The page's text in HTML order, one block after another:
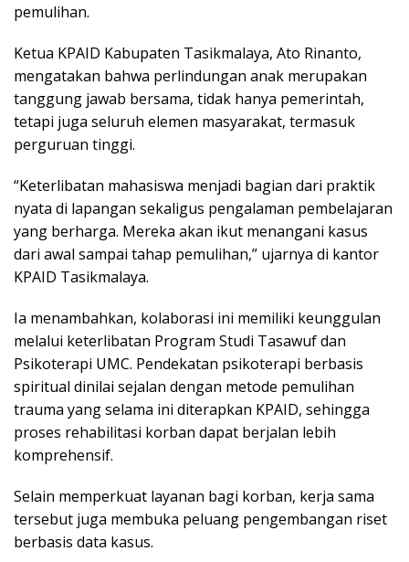
pemulihan.
Ketua KPAID Kabupaten Tasikmalaya, Ato Rinanto,
mengatakan bahwa perlindungan anak merupakan
tanggung jawab bersama, tidak hanya pemerintah,
tetapi juga seluruh elemen masyarakat, termasuk
perguruan tinggi.
“Keterlibatan mahasiswa menjadi bagian dari praktik
nyata di lapangan sekaligus pengalaman pembelajaran
yang berharga. Mereka akan ikut menangani kasus
dari awal sampai tahap pemulihan,” ujarnya di kantor
KPAID Tasikmalaya.
Ia menambahkan, kolaborasi ini memiliki keunggulan
melalui keterlibatan Program Studi Tasawuf dan
Psikoterapi UMC. Pendekatan psikoterapi berbasis
spiritual dinilai sejalan dengan metode pemulihan
trauma yang selama ini diterapkan KPAID, sehingga
proses rehabilitasi korban dapat berjalan lebih
komprehensif.
Selain memperkuat layanan bagi korban, kerja sama
tersebut juga membuka peluang pengembangan riset
berbasis data kasus.